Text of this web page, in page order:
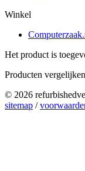
Winkel
Het product is
Producten
© 2026
sitemap /